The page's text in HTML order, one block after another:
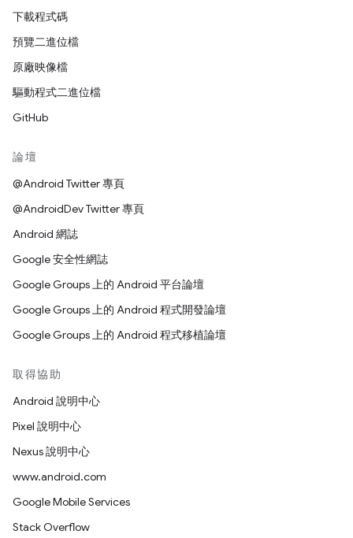
下載程式碼
預覽二進位檔
原廠映像檔
驅動程式二進位檔
GitHub
論壇
@Android Twitter 專頁
@AndroidDev Twitter 專頁
Android 網誌
Google 安全性網誌
Google Groups 上的 Android 平台論壇
Google Groups 上的 Android 程式開發論壇
Google Groups 上的 Android 程式移植論壇
取得協助
Android 說明中心
Pixel 說明中心
Nexus 說明中心
www.android.com
Google Mobile Services
Stack Overflow